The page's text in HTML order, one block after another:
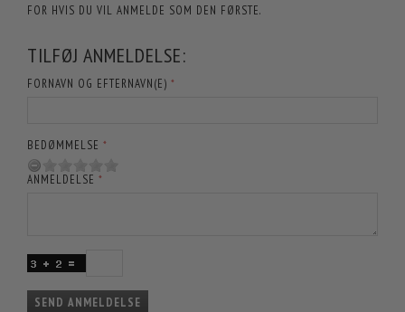
FOR HVIS DU VIL ANMELDE SOM DEN FØRSTE.
TILFØJ ANMELDELSE:
FORNAVN OG EFTERNAVN(E)
BEDØMMELSE
ANMELDELSE
SEND ANMELDELSE